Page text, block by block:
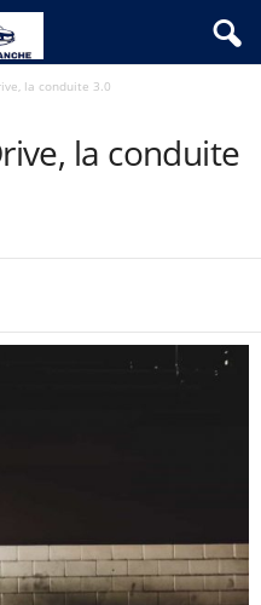
la conduite 3.0
la conduite